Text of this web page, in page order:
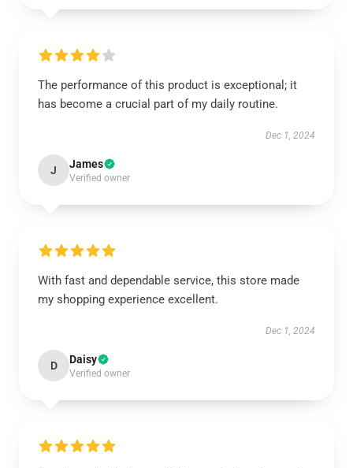
The performance of this product is exceptional; it
has become a crucial part of my daily routine.
Dec 1, 2024
J James
Verified owner
With fast and dependable service, this store made
my shopping experience excellent.
Dec 1, 2024
D Daisy
Verified owner